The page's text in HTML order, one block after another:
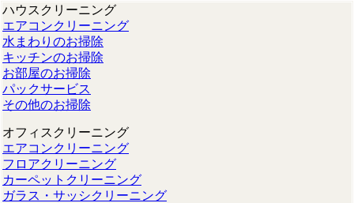
ハウスクリーニング
エアコンクリーニング
水まわりのお掃除
キッチンのお掃除
お部屋のお掃除
パックサービス
その他のお掃除
オフィスクリーニング
エアコンクリーニング
フロアクリーニング
カーペットクリーニング
ガラス・サッシクリーニング